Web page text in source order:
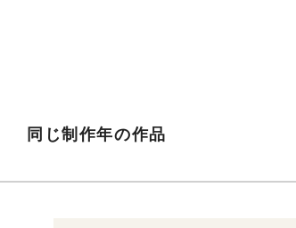
同じ制作年の作品